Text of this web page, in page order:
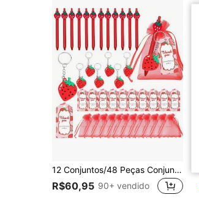
12 Conjuntos/48 Peças Conjunto de Presente de Equipe Morango Fofo, Incluindo 12 Canetas Esferográficas de Morango, 12 Cartões de Saudação, 12 Chaveiros de Morango e 12 Sacolas de Presente, Adequado para Equipes de Funcionários, Voluntários, Enfermeiras, Professores, Colegas e Presentes de Aposentadoria
R$60,95 90+ vendido